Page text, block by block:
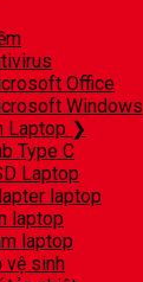
Office
Windows
Laptop ❯
Type C
Laptop
laptop
laptop
laptop
vệ sinh